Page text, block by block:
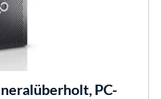
PC-